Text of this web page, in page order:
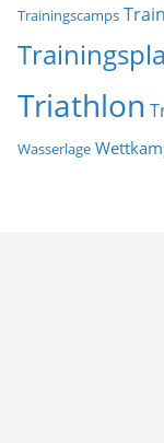
Trainingscamps
Triathlon
Wasserlage